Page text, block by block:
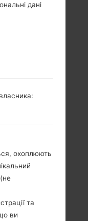
дані
охоплюють
та
ви